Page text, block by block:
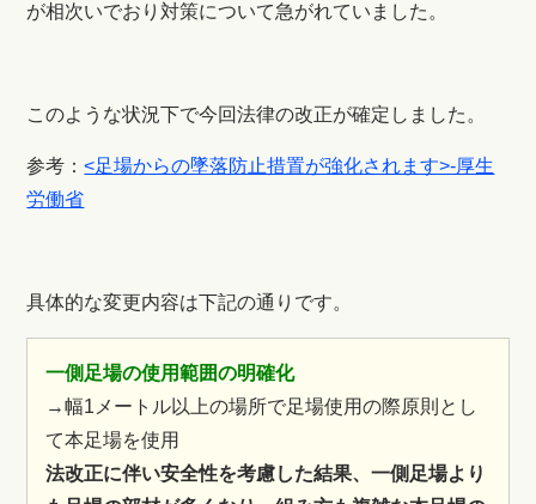
が相次いでおり対策について急がれていました。
このような状況下で今回法律の改正が確定しました。
参考：<足場からの墜落防止措置が強化されます>-厚生
労働省
具体的な変更内容は下記の通りです。
一側足場の使用範囲の明確化
→幅1メートル以上の場所で足場使用の際原則とし
て本足場を使用
法改正に伴い安全性を考慮した結果、一側足場より